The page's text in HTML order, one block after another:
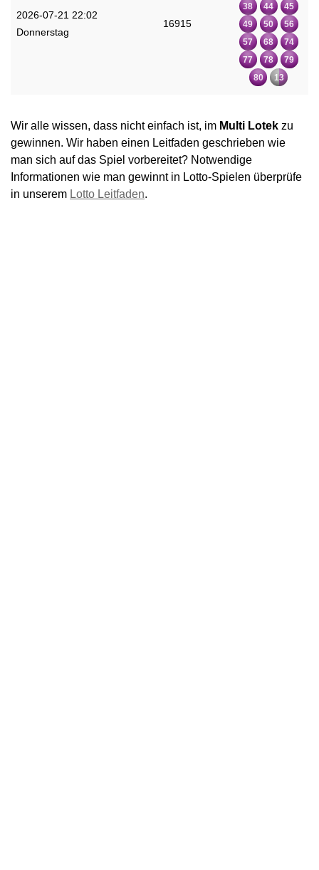
2026-07-21 22:02
Donnerstag
16915
38
44
45
49
50
56
57
68
74
77
78
79
80
13
Wir alle wissen, dass nicht einfach ist, im Multi Lotek zu
gewinnen. Wir haben einen Leitfaden geschrieben wie
man sich auf das Spiel vorbereitet? Notwendige
Informationen wie man gewinnt in Lotto-Spielen überprüfe
in unserem Lotto Leitfaden.